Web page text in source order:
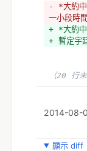
- *大約中
一小段時
+ *大約中
+ 暫定宇
（20 行未
2014-08-
顯示 diff